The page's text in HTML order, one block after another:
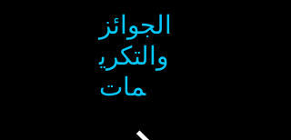
الجوائز
والتكري
مات